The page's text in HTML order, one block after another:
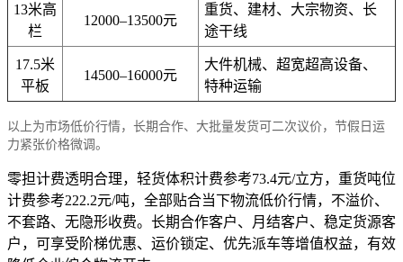
13米高
栏
12000–13500元
重货、建材、大宗物资、长
途干线
17.5米
平板
14500–16000元
大件机械、超宽超高设备、
特种运输
以上为市场低价行情，长期合作、大批量发货可二次议价，节假日运
力紧张价格微调。
零担计费透明合理，轻货体积计费参考73.4元/立方，重货吨位
计费参考222.2元/吨，全部贴合当下物流低价行情，不溢价、
不套路、无隐形收费。长期合作客户、月结客户、稳定货源客
户，可享受阶梯优惠、运价锁定、优先派车等增值权益，有效